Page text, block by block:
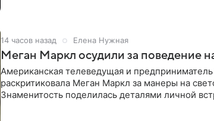
14 часов назад Елена Нужная
Меган Маркл осудили за поведение
Американская телеведущая и
раскритиковала Меган Маркл за манеры на
Знаменитость поделилась деталями личной